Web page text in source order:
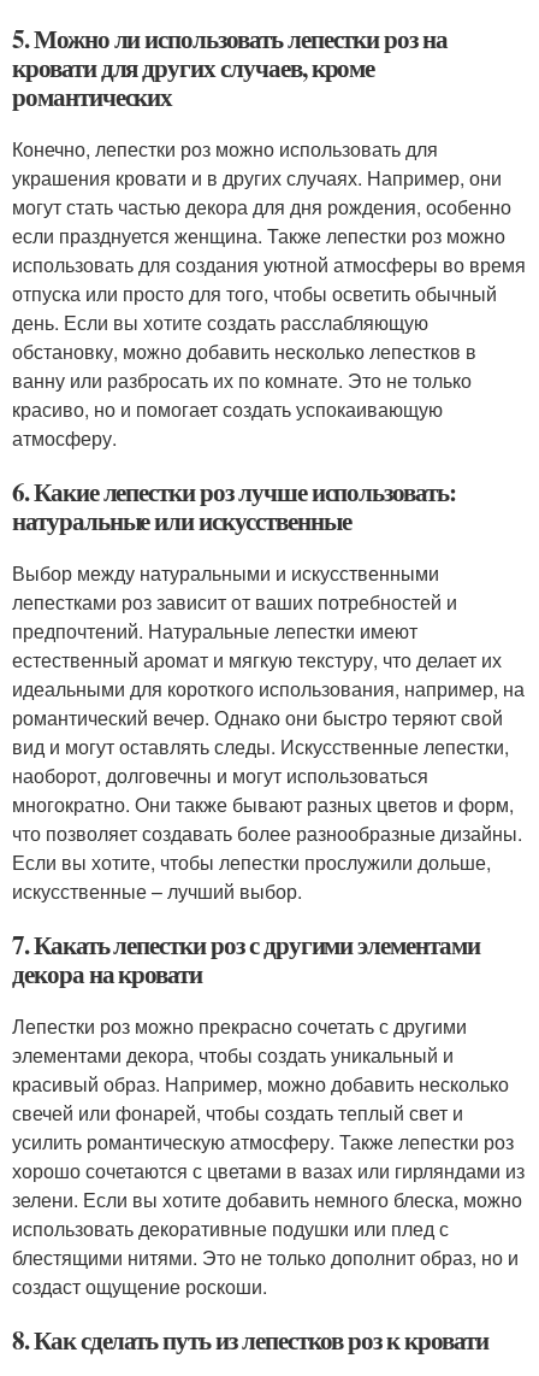
5. Можно ли использовать лепестки роз на
кровати для других случаев, кроме
романтических
Конечно, лепестки роз можно использовать для
украшения кровати и в других случаях. Например, они
могут стать частью декора для дня рождения, особенно
если празднуется женщина. Также лепестки роз можно
использовать для создания уютной атмосферы во время
отпуска или просто для того, чтобы осветить обычный
день. Если вы хотите создать расслабляющую
обстановку, можно добавить несколько лепестков в
ванну или разбросать их по комнате. Это не только
красиво, но и помогает создать успокаивающую
атмосферу.
6. Какие лепестки роз лучше использовать:
натуральные или искусственные
Выбор между натуральными и искусственными
лепестками роз зависит от ваших потребностей и
предпочтений. Натуральные лепестки имеют
естественный аромат и мягкую текстуру, что делает их
идеальными для короткого использования, например, на
романтический вечер. Однако они быстро теряют свой
вид и могут оставлять следы. Искусственные лепестки,
наоборот, долговечны и могут использоваться
многократно. Они также бывают разных цветов и форм,
что позволяет создавать более разнообразные дизайны.
Если вы хотите, чтобы лепестки прослужили дольше,
искусственные – лучший выбор.
7. Какать лепестки роз с другими элементами
декора на кровати
Лепестки роз можно прекрасно сочетать с другими
элементами декора, чтобы создать уникальный и
красивый образ. Например, можно добавить несколько
свечей или фонарей, чтобы создать теплый свет и
усилить романтическую атмосферу. Также лепестки роз
хорошо сочетаются с цветами в вазах или гирляндами из
зелени. Если вы хотите добавить немного блеска, можно
использовать декоративные подушки или плед с
блестящими нитями. Это не только дополнит образ, но и
создаст ощущение роскоши.
8. Как сделать путь из лепестков роз к кровати